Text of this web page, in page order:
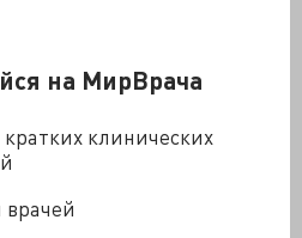
на МирВрача
кратких клинических
(рис. 1В).